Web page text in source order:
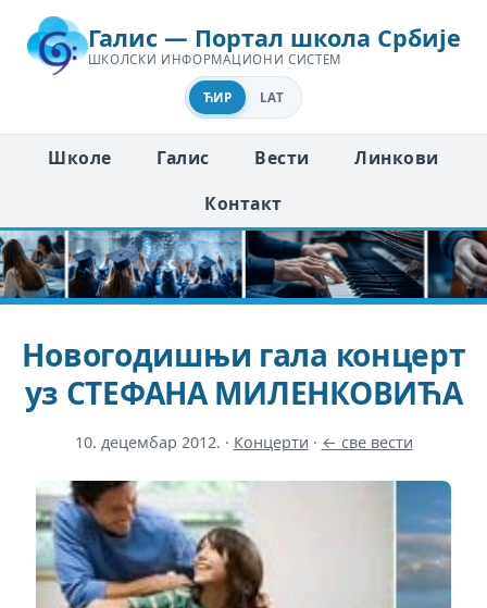
Галис — Портал школа Србије
ШКОЛСКИ ИНФОРМАЦИОНИ СИСТЕМ
ЋИР LAT
Школе Галис Вести
Линкови
Контакт
Новогодишњи гала концерт
уз СТЕФАНА МИЛЕНКОВИЋА
10. децембар 2012. · Концерти · ← све вести